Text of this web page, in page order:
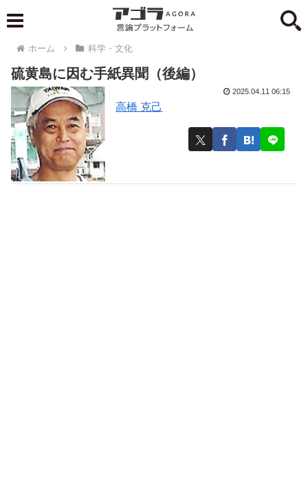
ホーム 科学・文化
硫黄島に因む手紙異聞（後編）
高橋 克己
2025.04.11 06:15